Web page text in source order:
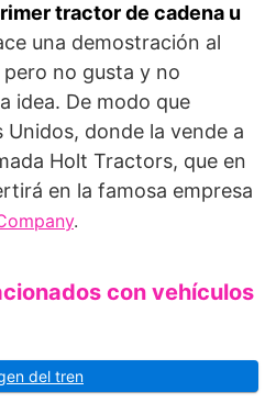
tractor de cadena u
una demostración al
no gusta y no
idea. De modo que
Unidos, donde la vende a
Holt Tractors, que en
en la famosa empresa
.
con vehículos
del tren